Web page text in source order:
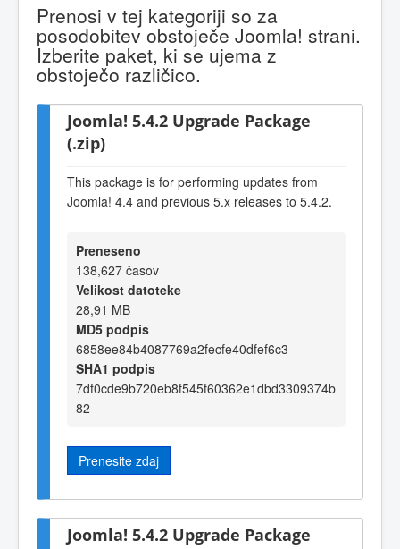
Prenosi v tej kategoriji so za
posodobitev obstoječe Joomla! strani.
Izberite paket, ki se ujema z
obstoječo različico.
Joomla! 5.4.2 Upgrade Package
(.zip)
This package is for performing updates from
Joomla! 4.4 and previous 5.x releases to 5.4.2.
Preneseno
138,627 časov
Velikost datoteke
28,91 MB
MD5 podpis
6858ee84b4087769a2fecfe40dfef6c3
SHA1 podpis
7df0cde9b720eb8f545f60362e1dbd3309374b
82
Prenesite zdaj
Joomla! 5.4.2 Upgrade Package